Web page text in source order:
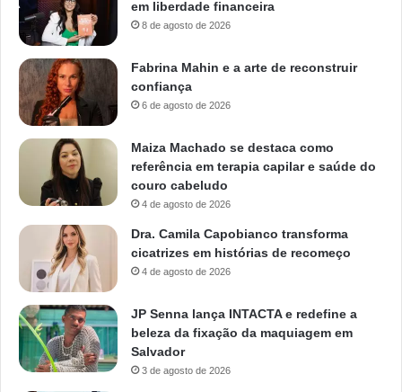
em liberdade financeira
8 de agosto de 2026
Fabrina Mahin e a arte de reconstruir
confiança
6 de agosto de 2026
Maiza Machado se destaca como
referência em terapia capilar e saúde do
couro cabeludo
4 de agosto de 2026
Dra. Camila Capobianco transforma
cicatrizes em histórias de recomeço
4 de agosto de 2026
JP Senna lança INTACTA e redefine a
beleza da fixação da maquiagem em
Salvador
3 de agosto de 2026